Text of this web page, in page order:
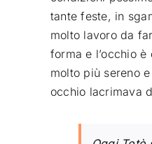
tante feste, in
molto lavoro da
forma e l’occhio
molto più sereno
occhio lacrimava